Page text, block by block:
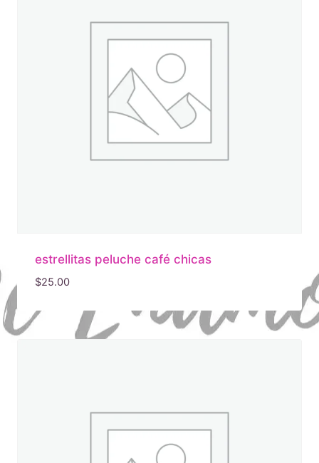
estrellitas peluche café chicas
$25.00